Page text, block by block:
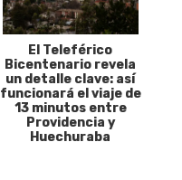
El Teleférico
Bicentenario revela
un detalle clave: así
funcionará el viaje de
13 minutos entre
Providencia y
Huechuraba